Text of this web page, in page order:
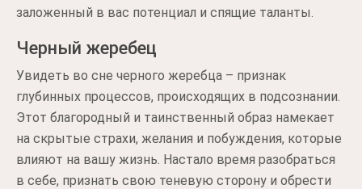
заложенный в вас потенциал и спящие таланты.
Черный жеребец
Увидеть во сне черного жеребца – признак
глубинных процессов, происходящих в подсознании.
Этот благородный и таинственный образ намекает
на скрытые страхи, желания и побуждения, которые
влияют на вашу жизнь. Настало время разобраться
в себе, признать свою теневую сторону и обрести